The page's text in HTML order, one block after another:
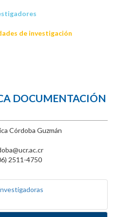
de investigación
DOCUMENTACIÓN
Córdoba Guzmán
2511-4750